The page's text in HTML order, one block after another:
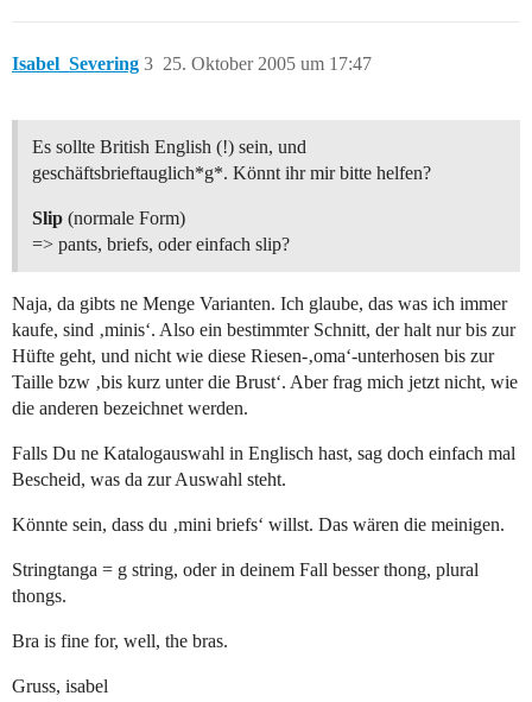
Isabel_Severing 25. Oktober 2005 um 17:47
3
Es sollte British English (!) sein, und
geschäftsbrieftauglich*g*. Könnt ihr mir bitte helfen?
Slip (normale Form)
=> pants, briefs, oder einfach slip?
Naja, da gibts ne Menge Varianten. Ich glaube, das was ich immer
kaufe, sind ‚minis‘. Also ein bestimmter Schnitt, der halt nur bis zur
Hüfte geht, und nicht wie diese Riesen-‚oma‘-unterhosen bis zur
Taille bzw ‚bis kurz unter die Brust‘. Aber frag mich jetzt nicht, wie
die anderen bezeichnet werden.
Falls Du ne Katalogauswahl in Englisch hast, sag doch einfach mal
Bescheid, was da zur Auswahl steht.
Könnte sein, dass du ‚mini briefs‘ willst. Das wären die meinigen.
Stringtanga = g string, oder in deinem Fall besser thong, plural
thongs.
Bra is fine for, well, the bras.
Gruss, isabel